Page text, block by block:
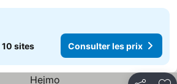
10 sites Consulter les prix